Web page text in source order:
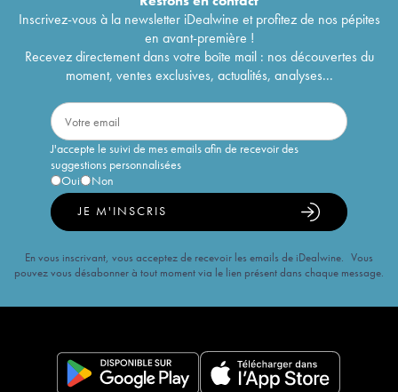
Inscrivez-vous à la newsletter iDealwine et profitez de nos pépites
en avant-première !
Recevez directement dans votre boîte mail : nos découvertes du
moment, ventes exclusives, actualités, analyses...
J'accepte le suivi de mes emails afin de recevoir des
suggestions personnalisées
Oui
Non
JE M'INSCRIS
En vous inscrivant, vous acceptez de recevoir les emails de iDealwine. Vous
pouvez vous désabonner à tout moment via le lien présent dans chaque message.